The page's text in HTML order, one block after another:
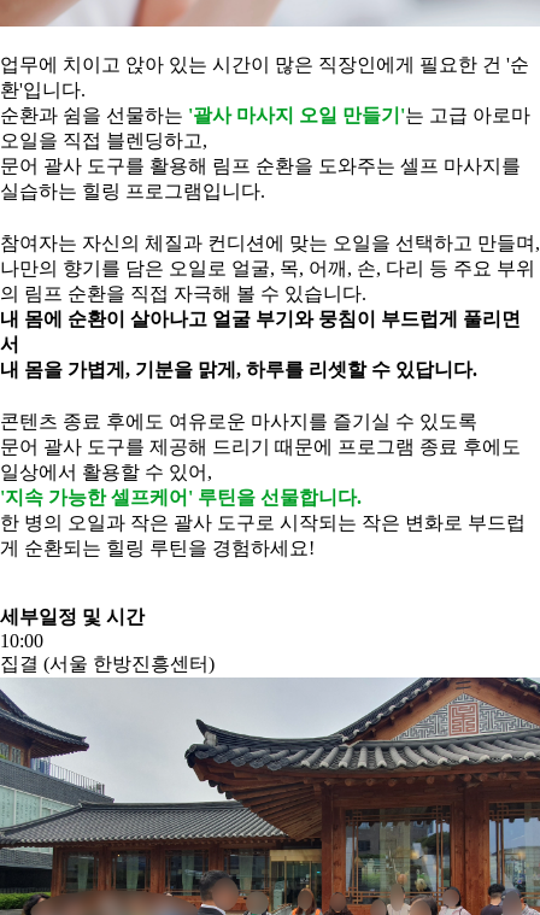
업무에 치이고 앉아 있는 시간이 많은 직장인에게 필요한 건 '순
환'입니다.
순환과 쉼을 선물하는 '괄사 마사지 오일 만들기'는 고급 아로마
오일을 직접 블렌딩하고,
문어 괄사 도구를 활용해 림프 순환을 도와주는 셀프 마사지를
실습하는 힐링 프로그램입니다.
참여자는 자신의 체질과 컨디션에 맞는 오일을 선택하고 만들며,
나만의 향기를 담은 오일로 얼굴, 목, 어깨, 손, 다리 등 주요 부위
의 림프 순환을 직접 자극해 볼 수 있습니다.
내 몸에 순환이 살아나고 얼굴 부기와 뭉침이 부드럽게 풀리면
서
내 몸을 가볍게, 기분을 맑게, 하루를 리셋할 수 있답니다.
콘텐츠 종료 후에도 여유로운 마사지를 즐기실 수 있도록
문어 괄사 도구를 제공해 드리기 때문에 프로그램 종료 후에도
일상에서 활용할 수 있어,
'지속 가능한 셀프케어' 루틴을 선물합니다.
한 병의 오일과 작은 괄사 도구로 시작되는 작은 변화로 부드럽
게 순환되는 힐링 루틴을 경험하세요!
세부일정 및 시간
10:00
집결 (서울 한방진흥센터)